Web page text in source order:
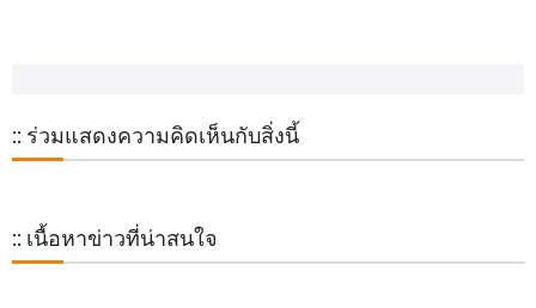
:: ร่วมแสดงความคิดเห็นกับสิ่งนี้
:: เนื้อหาข่าวที่น่าสนใจ